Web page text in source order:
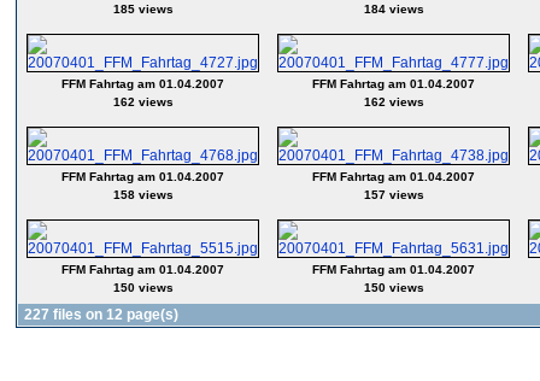
185 views
184 views
FFM Fahrtag am 01.04.2007
162 views
FFM Fahrtag am 01.04.2007
162 views
FFM Fahrtag am 01.04.2007
158 views
FFM Fahrtag am 01.04.2007
157 views
FFM Fahrtag am 01.04.2007
150 views
FFM Fahrtag am 01.04.2007
150 views
227 files on 12 page(s)